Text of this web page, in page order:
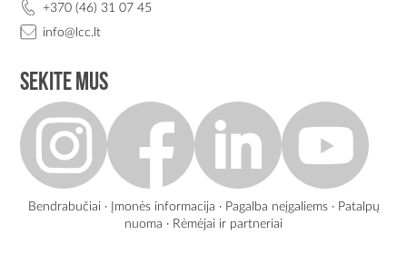
+370 (46) 31 07 45
info@lcc.lt
Sekite mus
Bendrabučiai · Įmonės informacija · Pagalba neįgaliems· Patalpų
nuoma · Rėmėjai ir partneriai